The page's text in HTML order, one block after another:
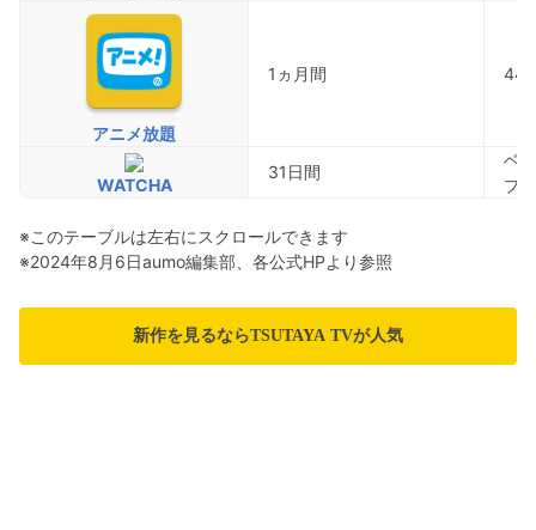
アニメ放題
1ヵ月間
WATCHA
31日間
ベ
プ
※このテーブルは左右にスクロールできます
※2024年8月6日aumo編集部、各公式HPより参照
新作を見るならTSUTAYA TVが人気